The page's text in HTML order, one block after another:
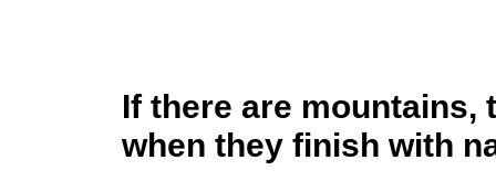
If there are mountains,
when they finish with